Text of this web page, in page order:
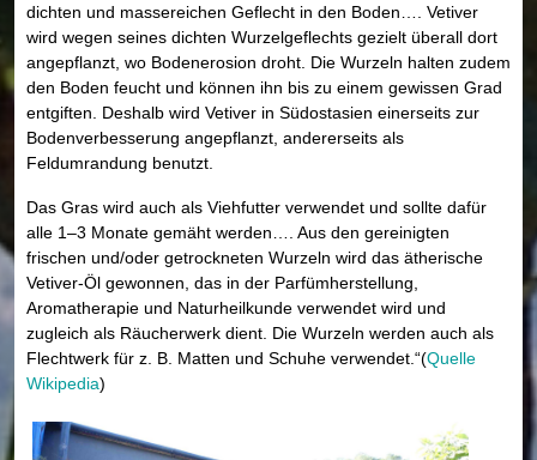
dichten und massereichen Geflecht in den Boden…. Vetiver
wird wegen seines dichten Wurzelgeflechts gezielt überall dort
angepflanzt, wo Bodenerosion droht. Die Wurzeln halten zudem
den Boden feucht und können ihn bis zu einem gewissen Grad
entgiften. Deshalb wird Vetiver in Südostasien einerseits zur
Bodenverbesserung angepflanzt, andererseits als
Feldumrandung benutzt.
Das Gras wird auch als Viehfutter verwendet und sollte dafür
alle 1–3 Monate gemäht werden…. Aus den gereinigten
frischen und/oder getrockneten Wurzeln wird das ätherische
Vetiver-Öl gewonnen, das in der Parfümherstellung,
Aromatherapie und Naturheilkunde verwendet wird und
zugleich als Räucherwerk dient. Die Wurzeln werden auch als
Flechtwerk für z. B. Matten und Schuhe verwendet.“(Quelle
Wikipedia)